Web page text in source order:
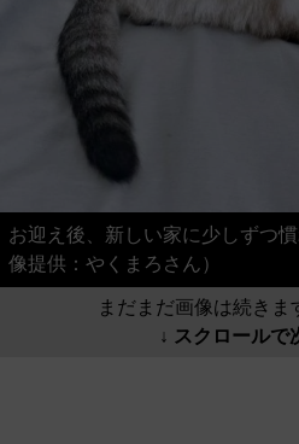
お迎え後、新しい家に少しずつ
像提供：やくまろさん）
まだまだ画像は続きま
↓ スクロールで